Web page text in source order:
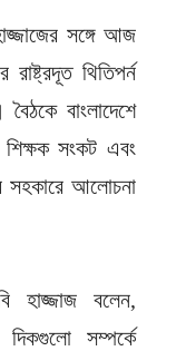
সঙ্গে আজ
থিতিপর্ন
বাংলাদেশে
সংকট এবং
সহকারে আলোচনা
হাজ্জাজ বলেন,
দিকগুলো সম্পর্কে